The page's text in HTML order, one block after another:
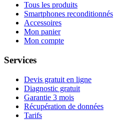
Tous les produits
Smartphones reconditionnés
Accessoires
Mon panier
Mon compte
Services
Devis gratuit en ligne
Diagnostic gratuit
Garantie 3 mois
Récupération de données
Tarifs